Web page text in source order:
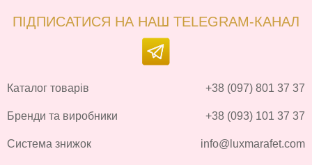
ПІДПИСАТИСЯ НА НАШ TELEGRAM-КАНАЛ
Каталог товарів
Бренди та виробники
Система знижок
+38 (097) 801 37 37
+38 (093) 101 37 37
info@luxmarafet.com